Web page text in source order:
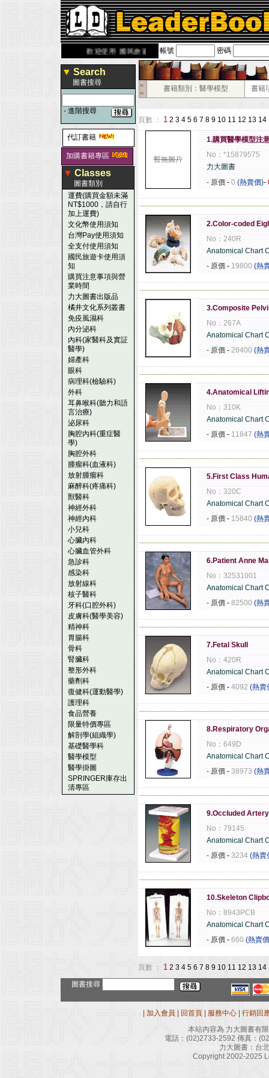
歡迎使用 國民旅遊卡！！ 帳號 密碼
▼ Search
圖書搜尋
- 進階搜尋
代訂書籍
加購書籍專區
▼ Classes
圖書類別
運費(購買金額未滿
NT$1000，請自行
加上運費)
文化幣使用須知
台灣Pay使用須知
全支付使用須知
國民旅遊卡使用須
知
購買注意事項與營
業時間
力大圖書出版品
橘井文化系列叢書
免疫風濕科
內分泌科
內科(家醫科及實証
醫學)
婦產科
眼科
病理科(檢驗科)
外科
耳鼻喉科(聽力和語
言治療)
泌尿科
胸腔內科(重症醫
學)
胸腔外科
腫瘤科(血液科)
放射腫瘤科
麻醉科(疼痛科)
獸醫科
神經外科
神經內科
小兒科
心臟內科
心臟血管外科
急診科
感染科
放射線科
核子醫科
牙科(口腔外科)
皮膚科(醫學美容)
精神科
胃腸科
骨科
腎臟科
整形外科
藥劑科
復健科(運動醫學)
護理科
食品營養
限量特價專區
解剖學(組織學)
基礎醫學科
醫學模型
醫學掛圖
SPRINGER庫存出
清專區
■
■
書籍類別：醫學模型 書籍
頁數 ： 1 2 3 4 5 6 7 8 9 10 11 12 13 14
暫無圖片
1.購買醫學模型注
No：*15879575
力大圖書
- 原價 - 0 (熱賣價)-
2.Color-coded
No：240R
Anatomical Chart
- 原價 - 19800 (熱
3.Composite
No：267A
Anatomical Chart
- 原價 - 26400 (熱
4.Anatomical
No：310K
Anatomical Chart
- 原價 - 11847 (熱
5.First Class
No：320C
Anatomical Chart
- 原價 - 15840 (熱
6.Patient Anne
No：32531001
Anatomical Chart
- 原價 - 82500 (熱
7.Fetal Skull
No：420R
Anatomical Chart
- 原價 - 4092 (熱賣
8.Respiratory
No：649D
Anatomical Chart
- 原價 - 38973 (熱
9.Occluded
No：79145
Anatomical Chart
- 原價 - 3234 (熱賣
10.Skeleton
No：8943PCB
Anatomical Chart
- 原價 - 660 (熱賣
頁數 ： 1 2 3 4 5 6 7 8 9 10 11 12 13 14
圖書搜尋
加入會員 回首頁 服務中心
行銷回
本站內容為 力大圖書有
電話： (02)2733-2592 傳真：
力大圖書：台
Copyright 2002-2025